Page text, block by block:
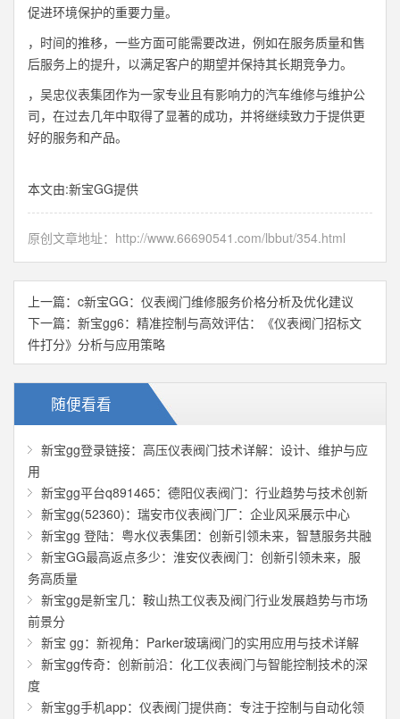
促进环境保护的重要力量。
，时间的推移，一些方面可能需要改进，例如在服务质量和售
后服务上的提升，以满足客户的期望并保持其长期竞争力。
，吴忠仪表集团作为一家专业且有影响力的汽车维修与维护公
司，在过去几年中取得了显著的成功，并将继续致力于提供更
好的服务和产品。
本文由:新宝GG提供
原创文章地址： http://www.66690541.com/lbbut/354.html
上一篇： c新宝GG：仪表阀门维修服务价格分析及优化建议
下一篇： 新宝gg6：精准控制与高效评估：《仪表阀门招标文
件打分》分析与应用策略
随便看看
新宝gg登录链接：高压仪表阀门技术详解：设计、维护与应
用
新宝gg平台q891465：德阳仪表阀门：行业趋势与技术创新
新宝gg(52360)：瑞安市仪表阀门厂：企业风采展示中心
新宝gg 登陆：粤水仪表集团：创新引领未来，智慧服务共融
新宝GG最高返点多少：淮安仪表阀门：创新引领未来，服
务高质量
新宝gg是新宝几：鞍山热工仪表及阀门行业发展趋势与市场
前景分
新宝 gg：新视角：Parker玻璃阀门的实用应用与技术详解
新宝gg传奇：创新前沿：化工仪表阀门与智能控制技术的深
度
新宝gg手机app：仪表阀门提供商：专注于控制与自动化领